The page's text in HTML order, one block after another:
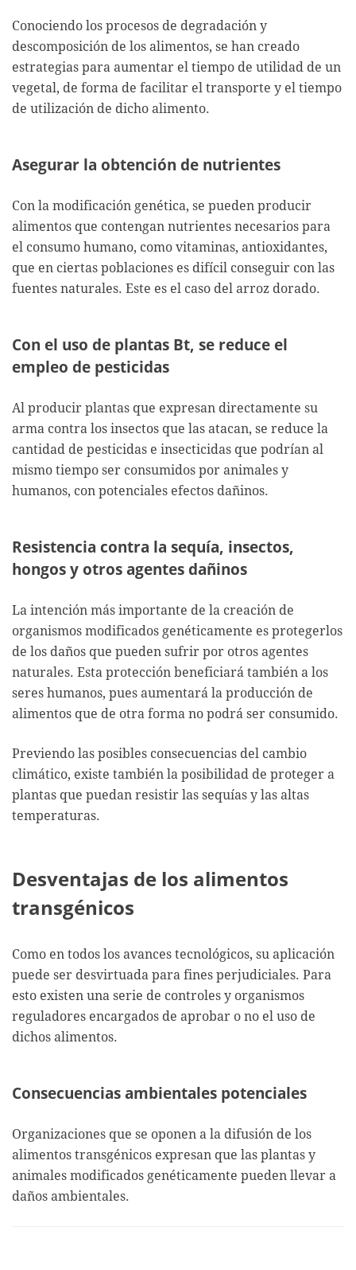
Conociendo los procesos de degradación y
descomposición de los alimentos, se han creado
estrategias para aumentar el tiempo de utilidad de un
vegetal, de forma de facilitar el transporte y el tiempo
de utilización de dicho alimento.
Asegurar la obtención de nutrientes
Con la modificación genética, se pueden producir
alimentos que contengan nutrientes necesarios para
el consumo humano, como vitaminas, antioxidantes,
que en ciertas poblaciones es difícil conseguir con las
fuentes naturales. Este es el caso del arroz dorado.
Con el uso de plantas Bt, se reduce el
empleo de pesticidas
Al producir plantas que expresan directamente su
arma contra los insectos que las atacan, se reduce la
cantidad de pesticidas e insecticidas que podrían al
mismo tiempo ser consumidos por animales y
humanos, con potenciales efectos dañinos.
Resistencia contra la sequía, insectos,
hongos y otros agentes dañinos
La intención más importante de la creación de
organismos modificados genéticamente es protegerlos
de los daños que pueden sufrir por otros agentes
naturales. Esta protección beneficiará también a los
seres humanos, pues aumentará la producción de
alimentos que de otra forma no podrá ser consumido.
Previendo las posibles consecuencias del cambio
climático, existe también la posibilidad de proteger a
plantas que puedan resistir las sequías y las altas
temperaturas.
Desventajas de los alimentos
transgénicos
Como en todos los avances tecnológicos, su aplicación
puede ser desvirtuada para fines perjudiciales. Para
esto existen una serie de controles y organismos
reguladores encargados de aprobar o no el uso de
dichos alimentos.
Consecuencias ambientales potenciales
Organizaciones que se oponen a la difusión de los
alimentos transgénicos expresan que las plantas y
animales modificados genéticamente pueden llevar a
daños ambientales.